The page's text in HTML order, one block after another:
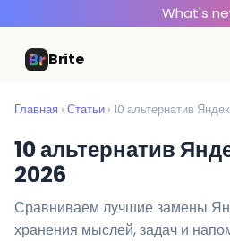
What's
Brite
Главная › Статьи › 10 альтернатив
10 альтернатив
2026
Сравниваем лучшие замены
хранения мыслей, задач и